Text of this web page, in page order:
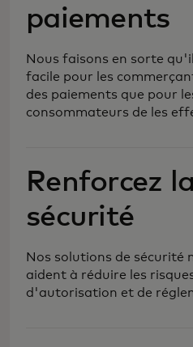
Nous façonnons
en simplifiant et en
paiements
Nous faisons en sorte
facile pour les
des paiements que pour
consommateurs de les
Renforcez la
sécurité
Nos solutions de sécurité
aident à réduire les
d'autorisation et de